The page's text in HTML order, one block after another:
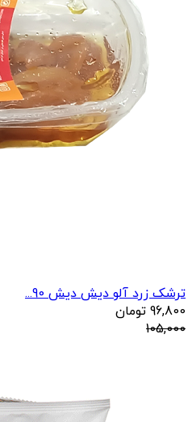
ترشک زرد آلو دیش دیش 90...
96,800 تومان
105,000